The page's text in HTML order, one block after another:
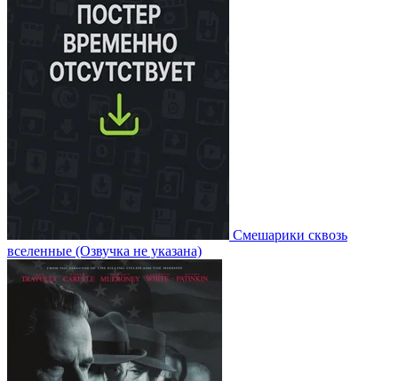
Смешарики сквозь
вселенные (Озвучка не указана)